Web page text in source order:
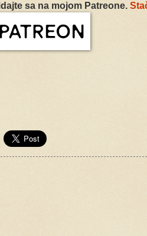
sa na mojom Patreone.